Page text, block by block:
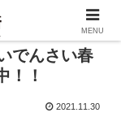
でんさい春
！
2021.11.30
MENU